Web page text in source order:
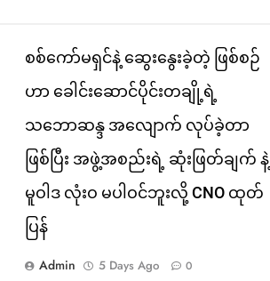
စစ်ကော်မရှင်နဲ့ ဆွေးနွေးခဲ့တဲ့ ဖြစ်စဉ်
ဟာ ခေါင်းဆောင်ပိုင်းတချို့ရဲ့
သဘောဆန္ဒ အလျောက် လုပ်ခဲ့တာ
ဖြစ်ပြီး အဖွဲ့အစည်းရဲ့ ဆုံးဖြတ်ချက် နဲ့
မူဝါဒ လုံးဝ မပါဝင်ဘူးလို့ CNO ထုတ်
ပြန်
Admin 5 Days Ago 0